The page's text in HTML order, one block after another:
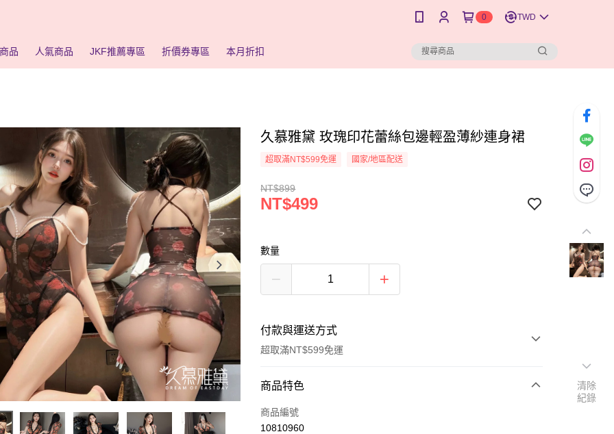
0 TWD
品 人氣商品 JKF推薦專區 折價券專區 本月折扣
久慕雅黛 玫瑰印花蕾絲包邊輕盈薄紗連身裙
超取滿NT$599免運 國家/地區配送
NT$899
NT$499
數量
付款與運送方式
超取滿NT$599免運
付款方式
信用卡一次付款
商品特色
商品編號
10810960
清除
紀錄